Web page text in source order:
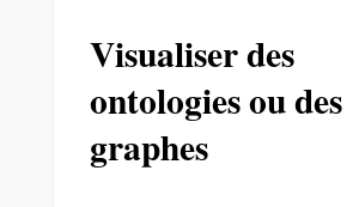
Visualiser des
ontologies ou des
graphes